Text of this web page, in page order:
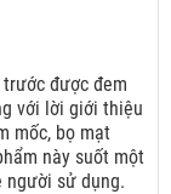
được đem
với lời giới thiệu
mốc, bọ mạt
này suốt một
người sử dụng.